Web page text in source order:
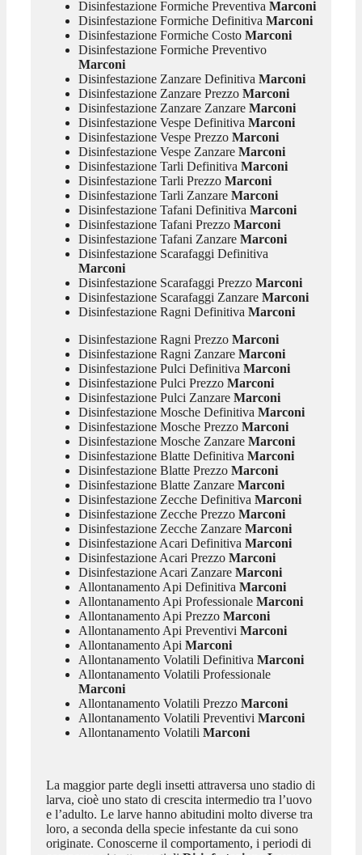
Disinfestazione Formiche Preventiva Marconi
Disinfestazione Formiche Definitiva Marconi
Disinfestazione Formiche CostoMarconi
Disinfestazione Formiche Preventivo
Marconi
Disinfestazione Zanzare Definitiva Marconi
Disinfestazione Zanzare PrezzoMarconi
Disinfestazione Zanzare ZanzareMarconi
Disinfestazione Vespe Definitiva Marconi
Disinfestazione Vespe PrezzoMarconi
Disinfestazione Vespe ZanzareMarconi
Disinfestazione Tarli Definitiva Marconi
Disinfestazione Tarli PrezzoMarconi
Disinfestazione Tarli ZanzareMarconi
Disinfestazione Tafani Definitiva Marconi
Disinfestazione Tafani PrezzoMarconi
Disinfestazione Tafani ZanzareMarconi
Disinfestazione Scarafaggi Definitiva
Marconi
Disinfestazione Scarafaggi PrezzoMarconi
Disinfestazione Scarafaggi ZanzareMarconi
Disinfestazione Ragni Definitiva Marconi
Disinfestazione Ragni PrezzoMarconi
Disinfestazione Ragni ZanzareMarconi
Disinfestazione Pulci Definitiva Marconi
Disinfestazione Pulci PrezzoMarconi
Disinfestazione Pulci ZanzareMarconi
Disinfestazione Mosche Definitiva Marconi
Disinfestazione Mosche PrezzoMarconi
Disinfestazione Mosche ZanzareMarconi
Disinfestazione Blatte Definitiva Marconi
Disinfestazione Blatte PrezzoMarconi
Disinfestazione Blatte ZanzareMarconi
Disinfestazione Zecche Definitiva Marconi
Disinfestazione Zecche PrezzoMarconi
Disinfestazione Zecche ZanzareMarconi
Disinfestazione Acari Definitiva Marconi
Disinfestazione Acari PrezzoMarconi
Disinfestazione Acari ZanzareMarconi
Allontanamento Api Definitiva Marconi
Allontanamento Api ProfessionaleMarconi
Allontanamento Api PrezzoMarconi
Allontanamento Api Preventivi Marconi
Allontanamento Api Marconi
Allontanamento Volatili Definitiva Marconi
Allontanamento Volatili Professionale
Marconi
Allontanamento Volatili PrezzoMarconi
Allontanamento Volatili Preventivi Marconi
Allontanamento Volatili Marconi
La maggior parte degli insetti attraversa uno stadio di
larva, cioè uno stato di crescita intermedio tra l’uovo
e l’adulto. Le larve hanno abitudini molto diverse tra
loro, a seconda della specie infestante da cui sono
originate. Conoscerne il comportamento, i periodi di